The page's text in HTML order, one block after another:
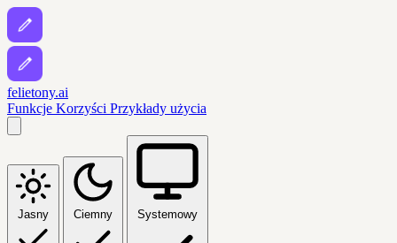
felietony.ai
Funkcje Korzyści Przykłady użycia
Jasny Ciemny Systemowy